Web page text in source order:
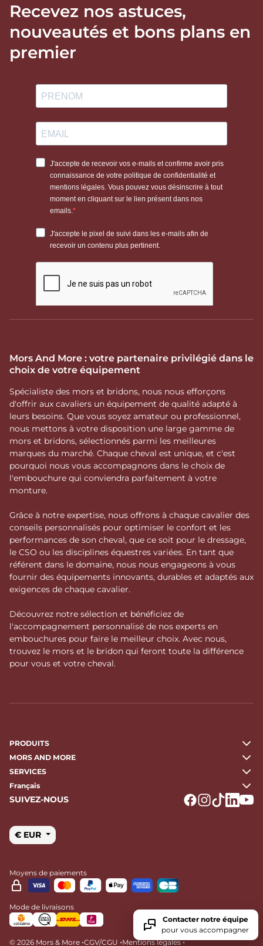
Recevez nos astuces,
nouveautés et bons plans en
premier
Mors And More : votre partenaire privilégié dans le
choix de votre équipement
Spécialiste des mors et bridons, nous nous efforçons
d'offrir aux cavaliers un équipement de qualité adapté à
leurs besoins. Que vous soyez amateur ou professionnel,
nous mettons à votre disposition une large gamme de
mors et bridons, sélectionnés parmi les meilleures
marques du marché. Chaque cheval est unique, et c'est
pourquoi nous vous accompagnons dans le choix de
l'embouchure qui conviendra parfaitement à votre
monture.
Grâce à notre expertise, nous offrons à chaque cavalier des
conseils personnalisés pour optimiser le confort et les
performances de son cheval, que ce soit pour le dressage,
le CSO ou les disciplines équestres variées. En tant que
référent dans le domaine, nous nous engageons à vous
fournir des équipements innovants, durables et adaptés aux
exigences de chaque cavalier.
Découvrez notre sélection et bénéficiez de
l'accompagnement personnalisé de nos experts en
embouchures pour faire le meilleur choix. Avec nous,
trouvez le mors et le bridon qui feront toute la différence
pour vous et votre cheval.
PRODUITS
MORS AND MORE
SERVICES
Français
SUIVEZ-NOUS
€ EUR
Moyens de paiements
Mode de livraisons
© 2026 Mors & More •CGV/CGU •Mentions légales•
Contacter notre équipe
pour vous accompagner